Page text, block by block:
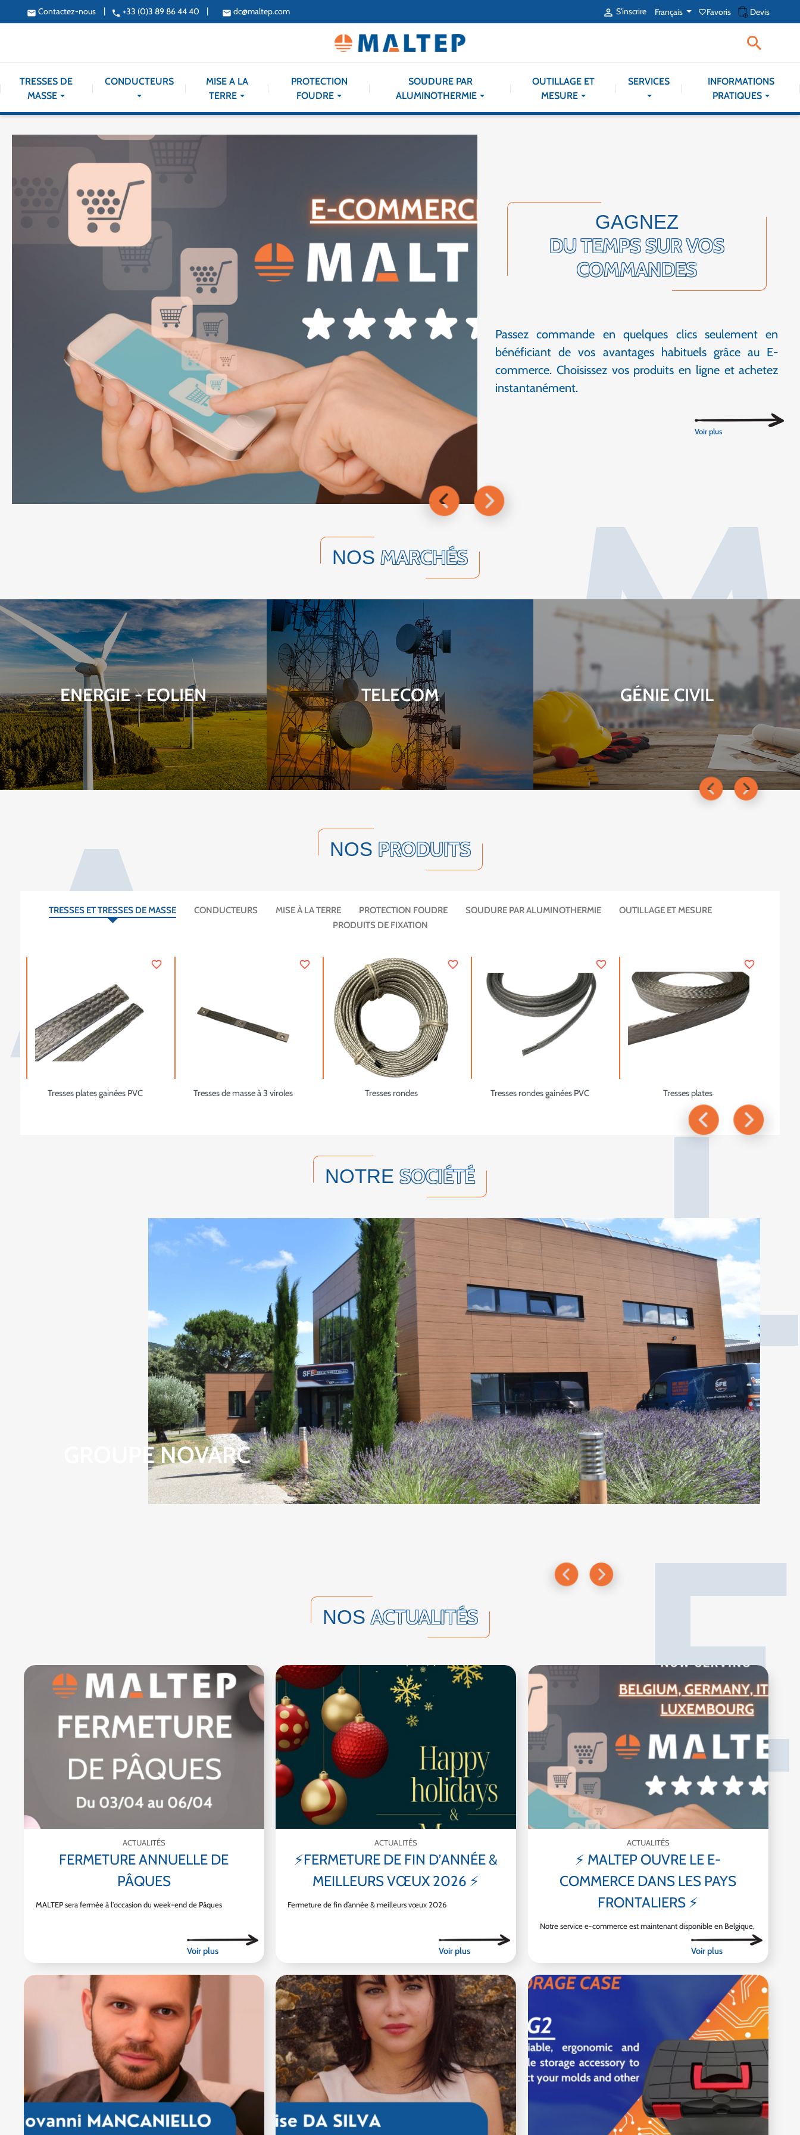
email Contactez-nous | phone +33 (0)3 89 86 44 40 | email dc@maltep.com  S'inscrire Français favorite_borderFavoris shopping_cart Devis

TRESSES DE
MASSE
CONDUCTEURS
MISE A LA
TERRE
PROTECTION
FOUDRE
SOUDURE PAR
ALUMINOTHERMIE
OUTILLAGE ET
MESURE
SERVICES
INFORMATIONS
PRATIQUES
GAGNEZ
DU TEMPS SUR VOS
COMMANDES
Passez commande en quelques clics seulement en
bénéficiant de vos avantages habituels grâce au E-
commerce. Choisissez vos produits en ligne et achetez
instantanément.
NOS MARCHÉS
ENERGIE - EOLIEN TELECOM GÉNIE CIVIL
M
NOS PRODUITS
TRESSES ET TRESSES DE MASSE CONDUCTEURS MISE À LA TERRE PROTECTION FOUDRE SOUDURE PAR ALUMINOTHERMIE
OUTILLAGE ET MESURE
PRODUITS DE FIXATION
Tresses plates gainées PVC
favorite_border
Tresses de masse à 3 viroles
favorite_border
Tresses rondes
favorite_border
Tresses rondes gainées PVC
favorite_border
Tresses plates
favorite_border
A
NOTRE SOCIÉTÉ
GROUPE NOVARC
L
NOSACTUALITÉS
ACTUALITÉS
FERMETURE ANNUELLE DE
PÂQUES
MALTEP sera fermée à l'occasion du week-end de Pâques
ACTUALITÉS
⚡FERMETURE DE FIN D’ANNÉE &
MEILLEURS VŒUX 2026 ⚡
Fermeture de fin d’année & meilleurs vœux 2026
ACTUALITÉS
⚡ MALTEP OUVRE LE E-
COMMERCE DANS LES PAYS
FRONTALIERS ⚡
Notre service e-commerce est maintenant disponible en Belgique,
E